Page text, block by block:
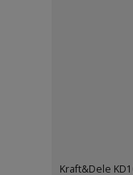
Kraft&Dele